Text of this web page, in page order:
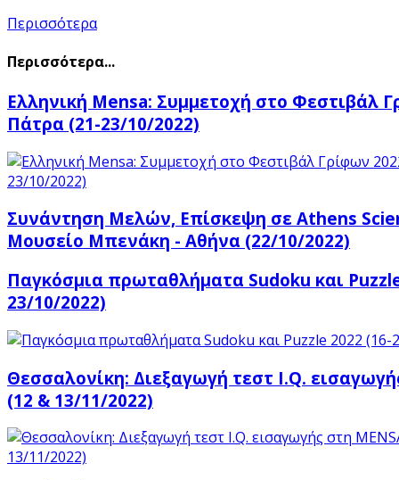
Περισσότερα
Περισσότερα...
Ελληνική Mensa: Συμμετοχή στο Φεστιβάλ
Πάτρα (21-23/10/2022)
Συνάντηση Μελών, Επίσκεψη σε Athens
Μουσείο Μπενάκη - Αθήνα (22/10/2022)
Παγκόσμια πρωταθλήματα Sudoku και
23/10/2022)
Θεσσαλονίκη: Διεξαγωγή τεστ I.Q.
(12 & 13/11/2022)